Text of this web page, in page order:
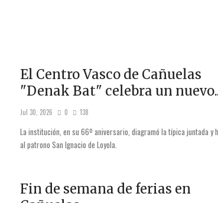
El Centro Vasco de Cañuelas
"Denak Bat" celebra un
Jul 30, 2026 0 138
La institución, en su 66º aniversario, diagramó la típica juntada y
al patrono San Ignacio de Loyola.
Fin de semana de ferias en